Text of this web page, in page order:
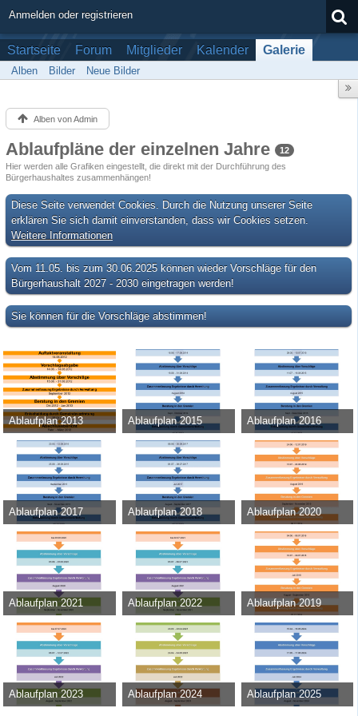
Anmelden oder registrieren
Startseite Forum Mitglieder Kalender Galerie
Alben Bilder Neue Bilder
Alben von Admin
Ablaufpläne der einzelnen Jahre
12
Hier werden alle Grafiken eingestellt, die direkt mit der Durchführung des
Bürgerhaushaltes zusammenhängen!
Diese Seite verwendet Cookies. Durch die Nutzung unserer Seite
erklären Sie sich damit einverstanden, dass wir Cookies setzen.
Weitere Informationen
Vom 11.05. bis zum 30.06.2025 können wieder Vorschläge für den
Bürgerhaushalt 2027 - 2030 eingetragen werden!
Sie können für die Vorschläge abstimmen!
Ablaufplan 2013
Admin-31. Mai 2012
28.582
0
Ablaufplan 2015
Admin-20. August 2014
27.912
0
Ablaufplan 2016
Admin-22. Juli 2015
27.339
0
Ablaufplan 2017
Admin-18. August 2016
Ablaufplan 2018
Admin-30. Mai 2017
Ablaufplan 2020
Admin-17. Juni 2019
35.149
0
Ablaufplan 2021
Admin-22. Juni 2020
Ablaufplan 2022
Admin-8. Juni 2021
31.132
Ablaufplan 2019
Admin-23. April 2018
37.889
Ablaufplan 2023
Admin-17. Juni 2022
Ablaufplan 2024
Admin-15. März 2023
Ablaufplan 2025
Admin-13. März 2024